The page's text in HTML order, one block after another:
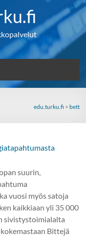
edu.turku.fi > bett
suurin,
vuosi myös satoja
kaikkiaan yli 35 000
sivistystoimialalta
Bittejä